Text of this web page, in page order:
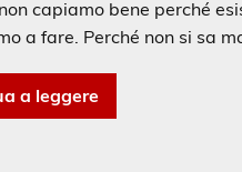
capiamo bene perché
a fare. Perché non si sa
a leggere